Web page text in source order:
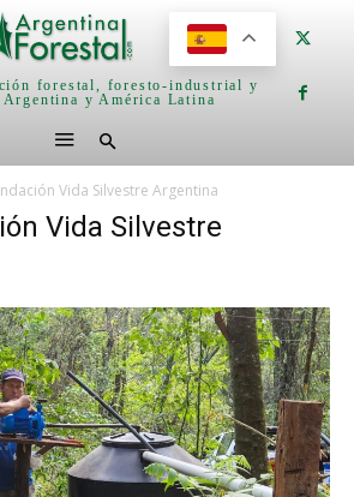
forestal, foresto-industrial y
Argentina y América Latina
Vida Silvestre Argentina
Vida Silvestre